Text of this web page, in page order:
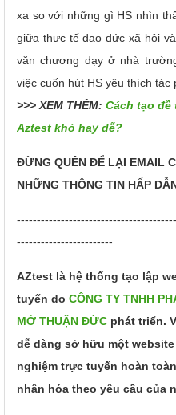
xa so với những gì HS nhìn
giữa thực tế đạo đức xã hội
văn chương dạy ở nhà
việc cuốn hút HS yêu thích tác
>>> XEM THÊM: Cách tạo đề
Aztest khó hay dễ?
ĐỪNG QUÊN ĐỂ LẠI EMAIL
NHỮNG THÔNG TIN HẤP
------------------------
AZtest là hệ thống tạo lập
tuyến do CÔNG TY TNHH
MỞ THUẬN ĐỨC phát triển.
dễ dàng sở hữu một
nghiệm trực tuyến hoàn
nhân hóa theo yêu cầu của